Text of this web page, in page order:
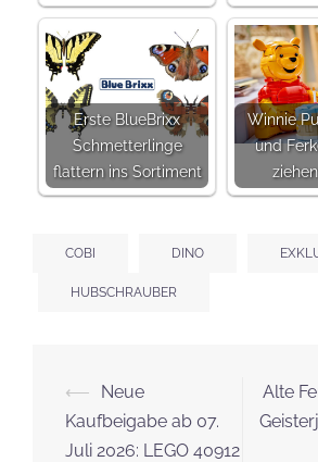
Erste BlueBrixx
Schmetterlinge
flattern ins Sortiment
Winnie
und
COBI DINO
HUBSCHRAUBER
Beitrags-
Navigation
⟵
Neue
Kaufbeigabe ab 07.
Juli 2026: LEGO 40912
Alte